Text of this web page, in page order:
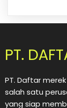
PT.
PT. Daftar
salah satu
yang siap